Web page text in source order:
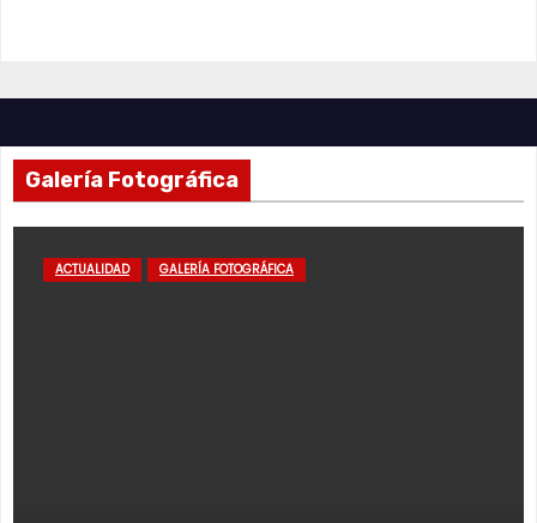
Galería Fotográfica
ACTUALIDAD GALERÍA FOTOGRÁFICA